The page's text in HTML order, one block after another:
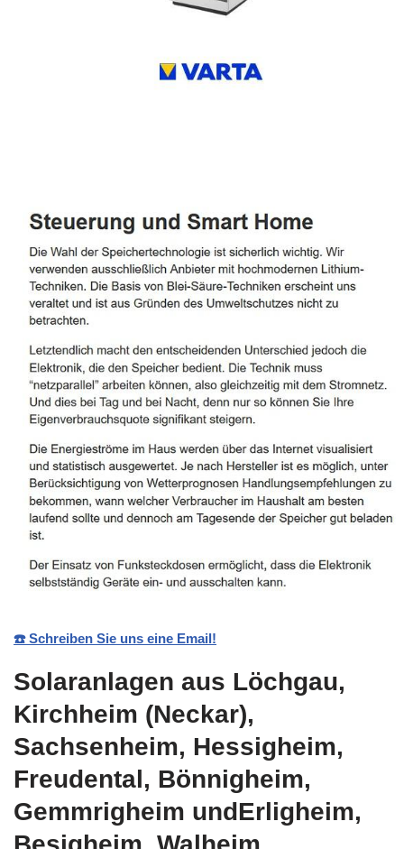
☎️ Schreiben Sie uns eine Email!
Solaranlagen aus Löchgau,
Kirchheim (Neckar),
Sachsenheim, Hessigheim,
Freudental, Bönnigheim,
Gemmrigheim undErligheim,